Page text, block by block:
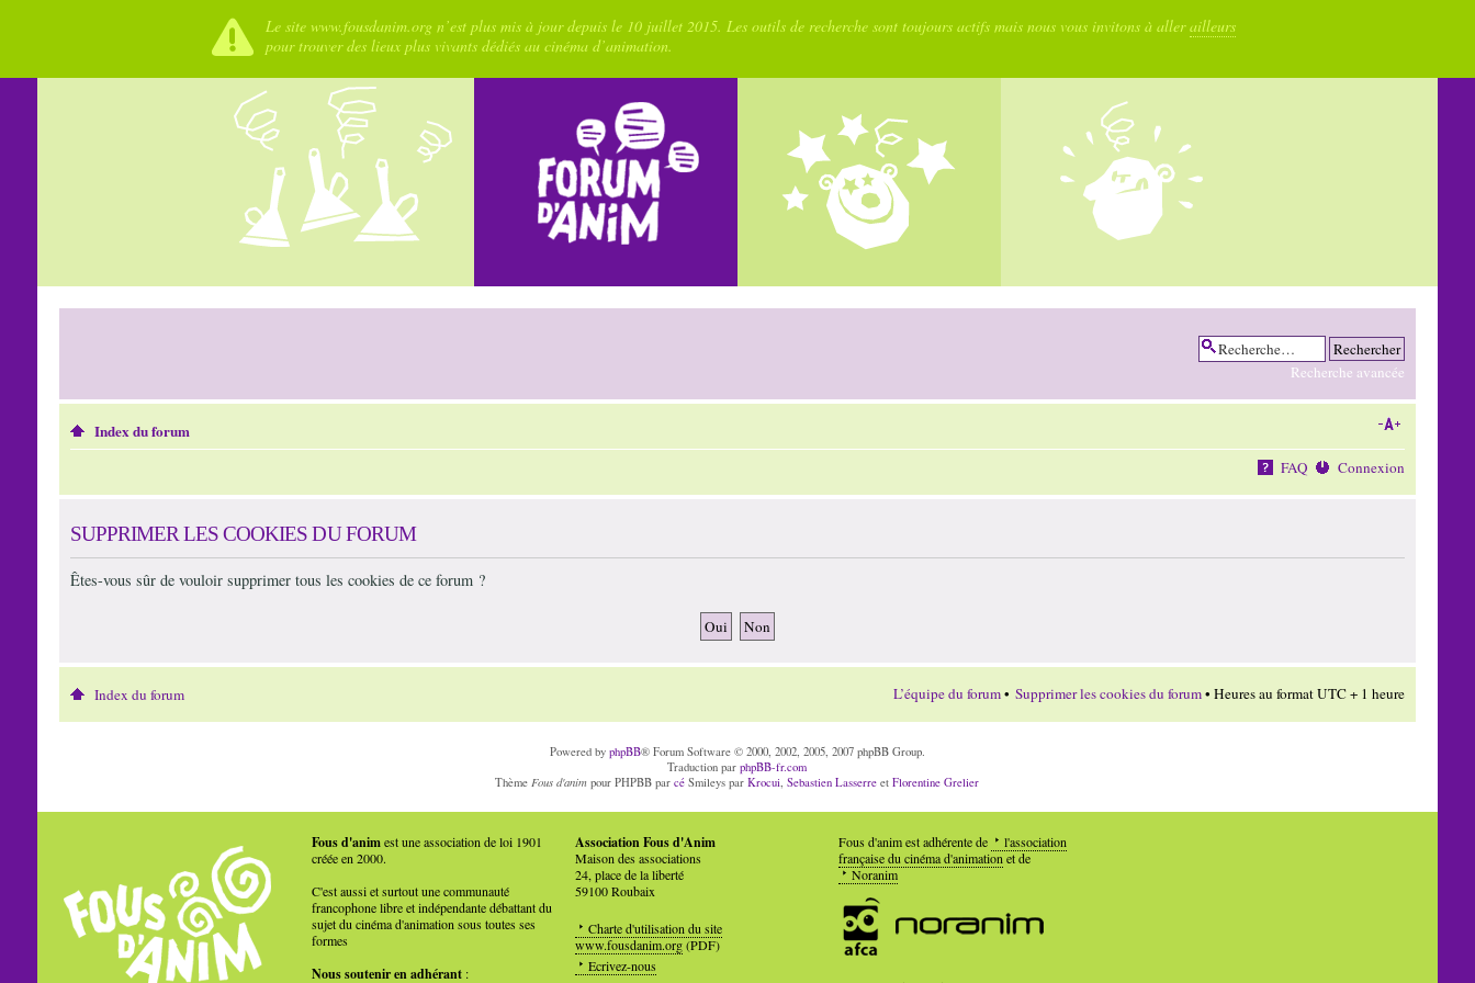
Le site www.fousdanim.org n’est plus mis à jour depuis le 10 juillet 2015. Les outils de recherche sont toujours actifs mais nous vous invitons à allerailleurs
pour trouver des lieux plus vivants dédiés au cinéma d’animation.
Recherche avancée
Index du forum
FAQ Connexion
SUPPRIMER LES COOKIES DU FORUM
Êtes-vous sûr de vouloir supprimer tous les cookies de ce forum ?
Index du forum L’équipe du forum• Supprimer les cookies du forum• Heures au format UTC + 1 heure
Powered by phpBB® Forum Software © 2000, 2002, 2005, 2007 phpBB Group.
Traduction parphpBB-fr.com
ThèmeFous d'anim pour PHPBB parcé Smileys parKrocui,Sebastien Lasserre etFlorentine Grelier
Fous d'animest une association de loi 1901
créée en 2000.
C'est aussi et surtout une communauté
francophone libre et indépendante débattant du
sujet du cinéma d'animation sous toutes ses
formes
Nous soutenir en adhérant:
Association Fous d'Anim
Maison des associations
24, place de la liberté
59100 Roubaix
Charte d'utilisation du site
www.fousdanim.org(PDF)
Ecrivez-nous
Fous d'anim est adhérente de
l'association
française du cinéma d'animation et de
Noranim